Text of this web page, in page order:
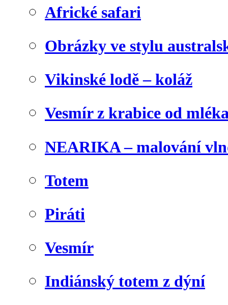
Africké safari
Obrázky ve stylu
Vikinské lodě – koláž
Vesmír z krabice od
NEARIKA – malování
Totem
Piráti
Vesmír
Indiánský totem z dýní